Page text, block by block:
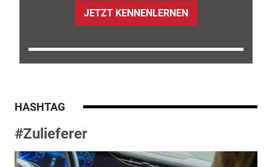
JETZT KENNENLERNEN
HASHTAG
#Zulieferer